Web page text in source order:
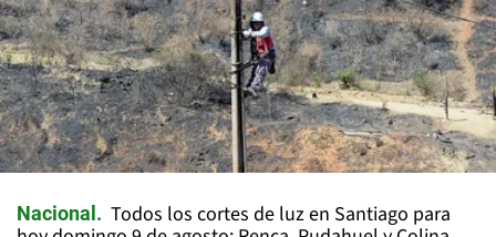
Nacional
Todos los cortes de luz en Santiago para